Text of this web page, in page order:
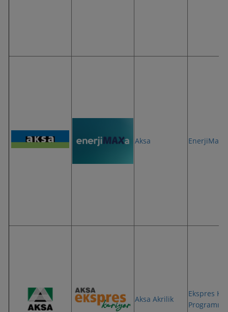
Aksa EnerjiMax’a
Aksa Akrilik
Ekspres
Programı